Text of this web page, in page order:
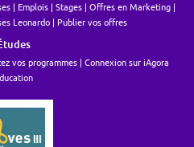
Emplois Stages
Offres en Marketing
Leonardo Publier vos offres
vos programmes
Connexion sur iAgora